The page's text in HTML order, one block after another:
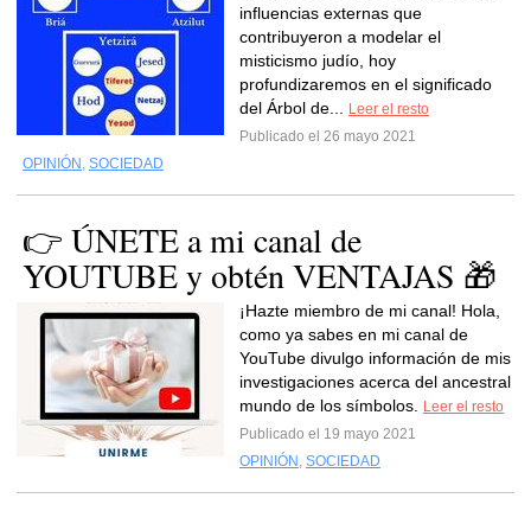
influencias externas que
contribuyeron a modelar el
misticismo judío, hoy
profundizaremos en el significado
del Árbol de...
Leer el resto
Publicado el 26 mayo 2021
OPINIÓN , SOCIEDAD
👉 ÚNETE a mi canal de
YOUTUBE y obtén VENTAJAS 🎁
¡Hazte miembro de mi canal! Hola,
como ya sabes en mi canal de
YouTube divulgo información de mis
investigaciones acerca del ancestral
mundo de los símbolos.
Leer el resto
Publicado el 19 mayo 2021
OPINIÓN , SOCIEDAD